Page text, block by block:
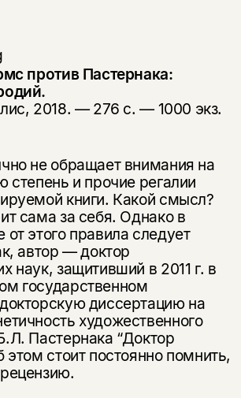
против Пастернака:
2018. — 276 с. — 1000 экз.
не обращает внимания на
степень и прочие регалии
книги. Какой смысл?
сама за себя. Однако в
этого правила следует
автор — доктор
наук, защитивший в 2011 г. в
государственном
диссертацию на
художественного
Пастернака “Доктор
стоит постоянно помнить,